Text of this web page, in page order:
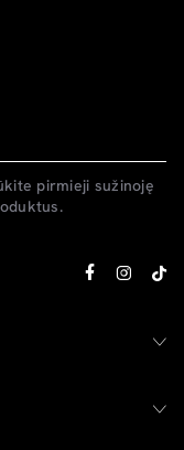
pirmieji sužinoję